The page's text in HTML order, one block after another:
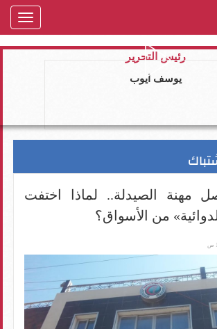
رئيس التحرير
يوسف ايوب
مهنة الصيدلة.. لماذا اختفت
من الأسواق؟